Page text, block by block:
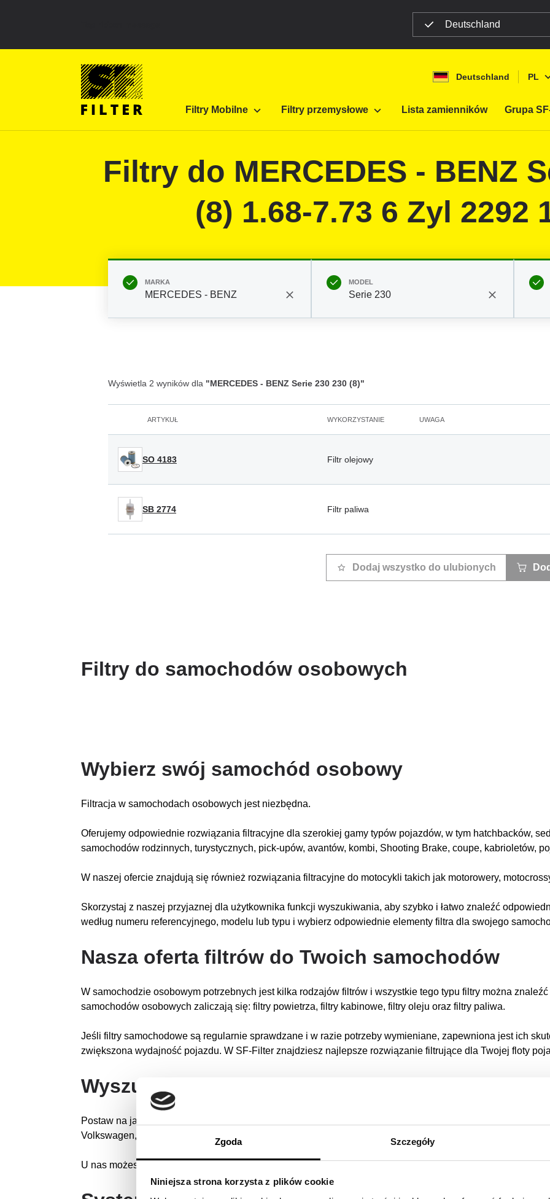
Zgoda Szczegóły
Niniejsza strona korzysta z plików cookie
Deutschland
Deutschland PL
Filtry Mobilne Filtry przemysłowe Lista zamienników Grupa
Strona główna SF Filter
Filtry do MERCEDES - BENZ
(8) 1.68-7.73 6 Zyl 2292
MARKA
MERCEDES - BENZ
MODEL
Serie 230
Wyświetla 2 wyników dla "MERCEDES - BENZ Serie 230 230 (8)"
ARTYKUŁ WYKORZYSTANIE UWAGA
SO 4183 Filtr olejowy
SB 2774 Filtr paliwa
Dodaj wszystko do ulubionych
Filtry do samochodów osobowych
Wybierz swój samochód osobowy
Filtracja w samochodach osobowych jest niezbędna.
Oferujemy odpowiednie rozwiązania filtracyjne dla szerokiej gamy typów pojazdów, w tym hatchbacków,
samochodów rodzinnych, turystycznych, pick-upów, avantów, kombi, Shooting Brake, coupe, kabrioletów,
W naszej ofercie znajdują się również rozwiązania filtracyjne do motocykli takich jak motorowery,
Skorzystaj z naszej przyjaznej dla użytkownika funkcji wyszukiwania, aby szybko i łatwo znaleźć
według numeru referencyjnego, modelu lub typu i wybierz odpowiednie elementy filtra dla swojego
Nasza oferta filtrów do Twoich samochodów
W samochodzie osobowym potrzebnych jest kilka rodzajów filtrów i wszystkie tego typu filtry można
samochodów osobowych zaliczają się: filtry powietrza, filtry kabinowe, filtry oleju oraz filtry paliwa.
Jeśli filtry samochodowe są regularnie sprawdzane i w razie potrzeby wymieniane, zapewniona jest ich
zwiększona wydajność pojazdu. W SF-Filter znajdziesz najlepsze rozwiązanie filtrujące dla Twojej floty
Wyszukaj markę dla swojego środka transportu
Postaw na jakość i naszą niezawodność. Oferujemy nie tylko oryginalne filtry do wszystkich możliwych
Volkswagen, Ford, Toyota, Chevrolet, Porsche, Nissan, Honda i wiele innych, ale możesz również wybrać
U nas możesz być pewien najwyższej jakości, najlepszej obsługi i szybkiej dostawy.